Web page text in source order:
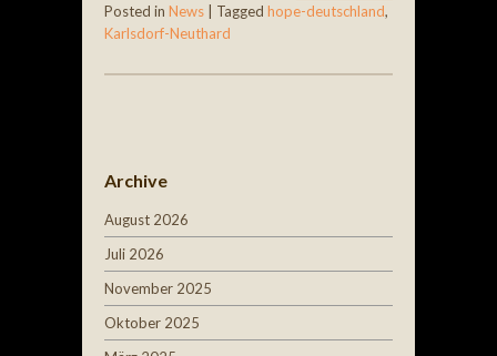
Posted in News Tagged hope-deutschland,
Karlsdorf-Neuthard
Archive
August 2026
Juli 2026
November 2025
Oktober 2025